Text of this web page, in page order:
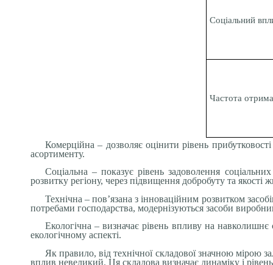
Соціальний
Частота
Комерційна – дозволяє оцінити рівень
асортименту.
Соціальна – показує рівень задоволення
розвитку регіону, через підвищення добробуту та якості
Технічна – пов’язана з інноваційним розвитком
потребами господарства, модернізуються засоби
Екологічна – визначає рівень впливу на
екологічному аспекті.
Як правило, від технічної складової значною мірою
вплив невеликий. Ця складова визначає динаміку і